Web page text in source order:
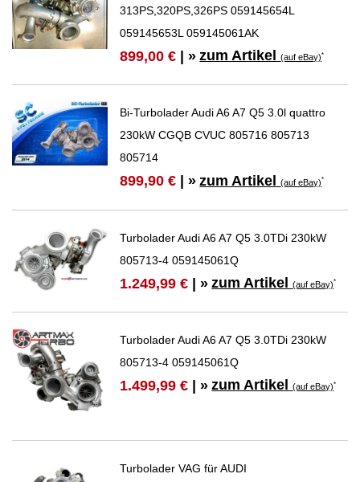
313PS,320PS,326PS 059145654L
059145653L 059145061AK
899,00 € | » zum Artikel(auf eBay)*
Bi-Turbolader Audi A6 A7 Q5 3.0l quattro
230kW CGQB CVUC 805716 805713
805714
899,90 € | » zum Artikel(auf eBay)*
Turbolader Audi A6 A7 Q5 3.0TDi 230kW
805713-4 059145061Q
1.249,99 € | » zum Artikel(auf eBay)*
Turbolader Audi A6 A7 Q5 3.0TDi 230kW
805713-4 059145061Q
1.499,99 € | » zum Artikel(auf eBay)*
Turbolader VAG für AUDI